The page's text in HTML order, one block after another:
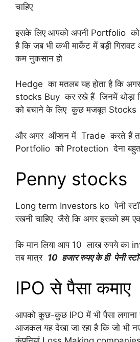
चाहिए
इसके लिए आपको अपनी Portfolio को
है कि जब भी कभी मार्केट में बड़ी
कम नुकसान हो
Hedge का मतलब यह होता है कि
stocks Buy कर रखे हैं जिनमें थोड़ा
को बचाने के लिए कुछ मजबूत Stocks
और अगर ऑप्शन में Trade करते हैं
Portfolio को Protection देना बहुत
Penny stocks
Long term Investors ko पेनी
रखनी चाहिए जैसे कि अगर इसको हम
कि मान लिया आप 10 लाख रुपये का
तब मात्र 10 हजार रुपए के ही पेनी
IPO से पैसा कमाए
आपको कुछ-कुछ IPO में भी पैसा लगाना
आजकल यह देखा जा रहा है कि जो भी